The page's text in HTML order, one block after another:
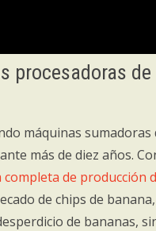
procesadoras
máquinas
más de diez años.
completa de producción
de chips de
de bananas,